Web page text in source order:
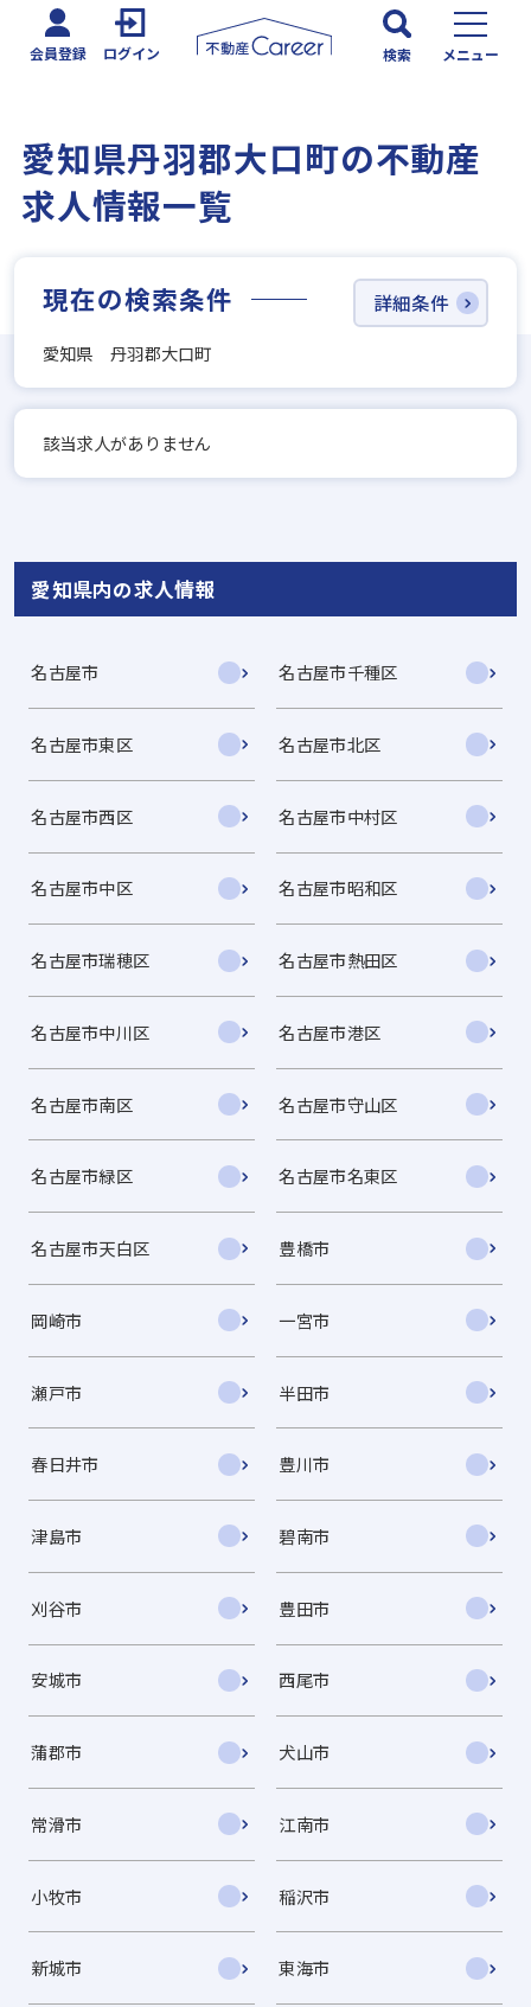
会員登録 ログイン 検索 メニュー
愛知県丹羽郡大口町の不動産
求人情報一覧
現在の検索条件
愛知県 丹羽郡大口町
詳細条件
該当求人がありません
愛知県内の求人情報
名古屋市 名古屋市千種区
名古屋市東区 名古屋市北区
名古屋市西区 名古屋市中村区
名古屋市中区 名古屋市昭和区
名古屋市瑞穂区 名古屋市熱田区
名古屋市中川区 名古屋市港区
名古屋市南区 名古屋市守山区
名古屋市緑区 名古屋市名東区
名古屋市天白区 豊橋市
岡崎市 一宮市
瀬戸市 半田市
春日井市 豊川市
津島市 碧南市
刈谷市 豊田市
安城市 西尾市
蒲郡市 犬山市
常滑市 江南市
小牧市 稲沢市
新城市 東海市